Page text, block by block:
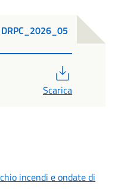
Scarica
incendi e ondate di